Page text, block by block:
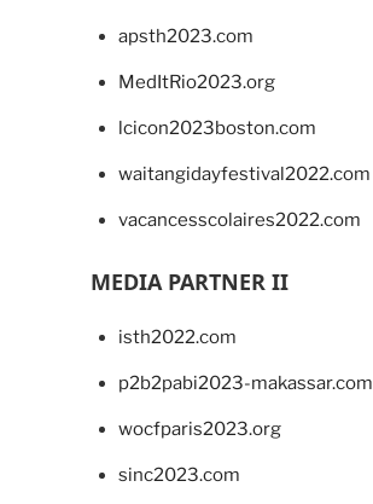
apsth2023.com
MedItRio2023.org
lcicon2023boston.com
waitangidayfestival2022.com
vacancesscolaires2022.com
MEDIA PARTNER II
isth2022.com
p2b2pabi2023-makassar.com
wocfparis2023.org
sinc2023.com